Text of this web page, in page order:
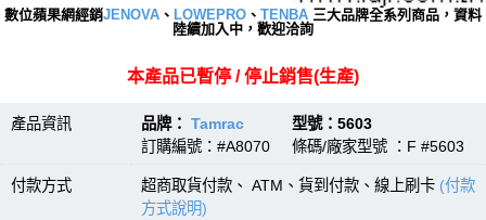
數位蘋果網經銷JENOVA 、 LOWEPRO 、 TENBA 三大品牌全系列商品，資料
陸續加入中，歡迎洽詢
本產品已暫停 / 停止銷售(生產)
產品資訊 品牌： Tamrac 型號：5603
訂購編號：#A8070 條碼/廠家型號 ：F #5603
付款方式 超商取貨付款、 ATM、貨到付款、線上刷卡 (付款
方式說明)